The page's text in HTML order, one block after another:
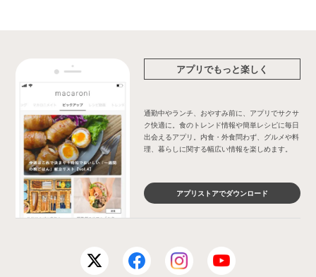
アプリでもっと楽しく
通勤中やランチ、おやすみ前に、アプリでサクサ
ク快適に。食のトレンド情報や簡単レシピに毎日
出会えるアプリ。内食・外食問わず、グルメや料
理、暮らしに関する幅広い情報を楽しめます。
アプリストアでダウンロード